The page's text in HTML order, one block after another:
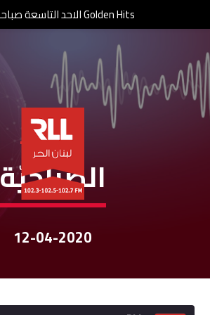
نشرات الأخبار
الصباحيّة
12-04-2020
Golden Hits الاحد التاسعة صباحا